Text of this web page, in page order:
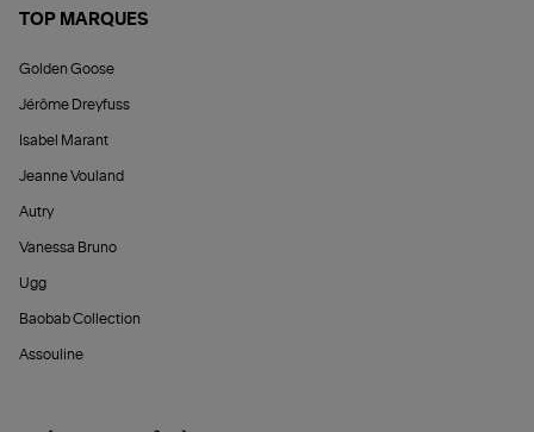
TOP MARQUES
Golden Goose
Jérôme Dreyfuss
Isabel Marant
Jeanne Vouland
Autry
Vanessa Bruno
Ugg
Baobab Collection
Assouline